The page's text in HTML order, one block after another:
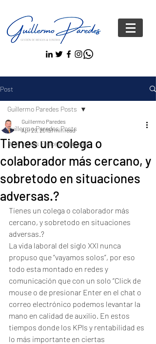
Post
Guillermo Paredes Posts
#Personas FelicesYseguras
Guillermo Paredes Posts
Tienes un colega o
colaborador más cercano, y
sobretodo en situaciones
adversas.?
Guillermo Paredes
Apr 29, 20191 min read
Tienes un colega o colaborador más
cercano, y sobretodo en situaciones
adversas.?
La vida laboral del siglo XXI nunca
propuso que “vayamos solos”, por eso
todo esta montado en redes y
comunicación que con un solo “Click de
mouse o de presionar Enter en el chat o
correo electrónico podemos levantar la
mano en calidad de auxilio. En estos
tiempos donde los KPIs y rentabilidad es
lo más importante en ciertas